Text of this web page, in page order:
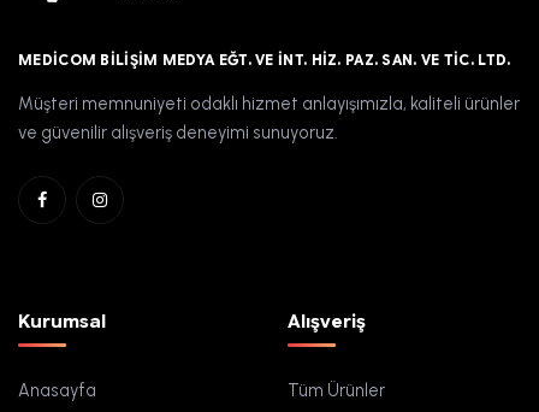
MEDICOM BILIŞIM MEDYA EĞT. VE İNT. HIZ. PAZ. SAN. VE TIC. LTD.
Müşteri memnuniyeti odaklı hizmet anlayışımızla, kaliteli ürünler
ve güvenilir alışveriş deneyimi sunuyoruz.
Kurumsal
Anasayfa
Alışveriş
Tüm Ürünler